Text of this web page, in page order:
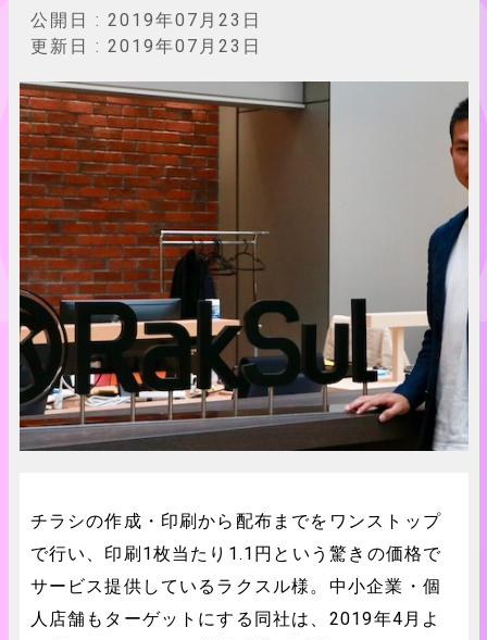
公開日 : 2019年07月23日
更新日 : 2019年07月23日
チラシの作成・印刷から配布までをワンストップ
で行い、印刷1枚当たり1.1円という驚きの価格で
サービス提供しているラクスル様。中小企業・個
人店舗もターゲットにする同社は、2019年4月よ